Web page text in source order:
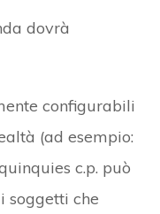
dovrà
configurabili
(ad esempio:
c.p. può
soggetti che